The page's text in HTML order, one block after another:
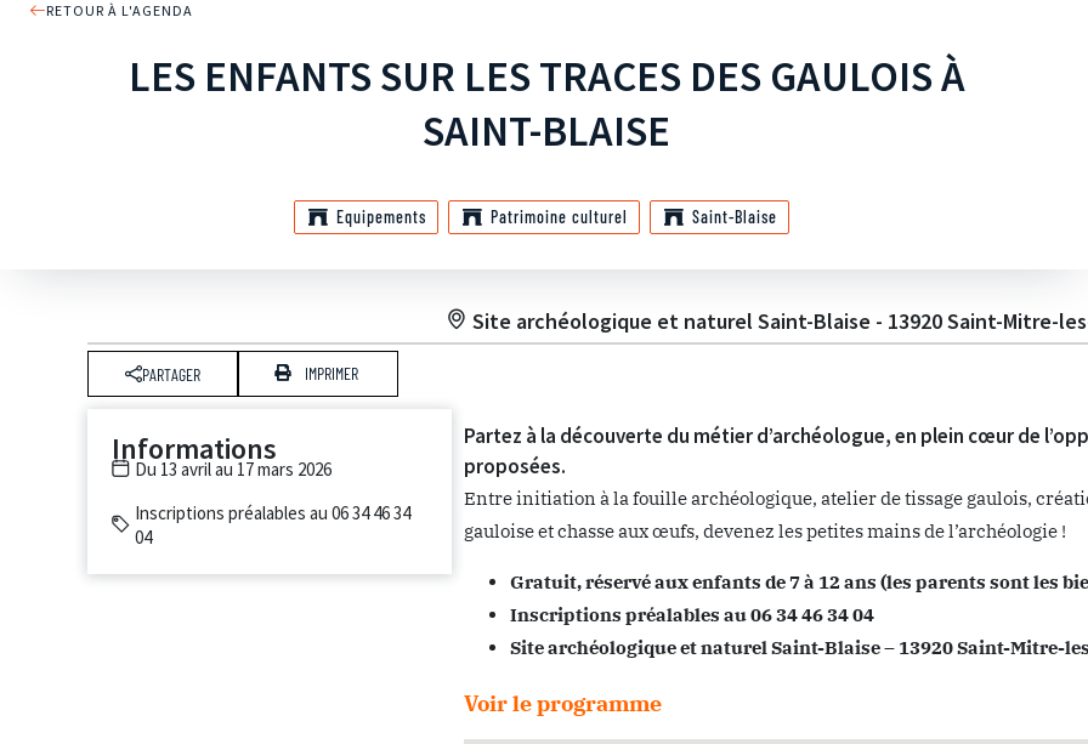
RETOUR À L'AGENDA
LES ENFANTS SUR LES TRACES DES GAULOIS À
SAINT-BLAISE
Equipements Patrimoine culturel Saint-Blaise
Site archéologique et naturel Saint-Blaise - 13920 Saint-Mitre-
PARTAGER IMPRIMER
Informations
Du 13 avril au 17 mars 2026
Inscriptions préalables au 06 34 46 34
04
Partez à la découverte du métier d’archéologue, en plein cœur de
proposées.
Entre initiation à la fouille archéologique, atelier de tissage gaulois,
gauloise et chasse aux œufs, devenez les petites mains de l’archéologie !
Gratuit, réservé aux enfants de 7 à 12 ans (les parents sont les
Inscriptions préalables au 06 34 46 34 04
Site archéologique et naturel Saint-Blaise – 13920 Saint-Mitre-
Voir le programme